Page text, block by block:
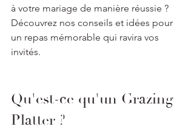
à votre mariage de manière réussie ?
Découvrez nos conseils et idées pour
un repas mémorable qui ravira vos
invités.
Qu'est-ce qu'un Grazing
Platter ?